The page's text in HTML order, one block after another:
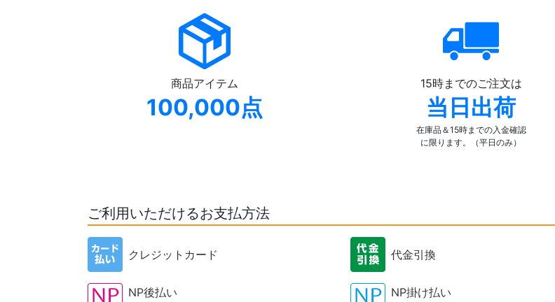
商品アイテム
100,000点
15時までのご注文は
当日出荷
在庫品＆15時までの入金確認
に限ります。（平日のみ）
ご利用いただけるお支払方法
クレジットカード 代金引換
NP後払い NP掛け払い